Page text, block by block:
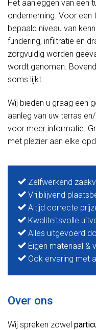
Het aanleggen van een
onderneming. Voor een
bepaald niveau van
fundering, infiltratie en
zorgvuldig worden
wordt genomen.
soms lijkt.
Wij bieden u graag een
aanleg van uw terras
voor meer informatie.
met plezier aan elke
Zelfwerkend
Vrijblijvend
Altijd correcte
Kwaliteitsvolle
Alles uitgevoerd
Eigen materiaal &
Ook ervaring met
Over ons
Wij spreken zowel